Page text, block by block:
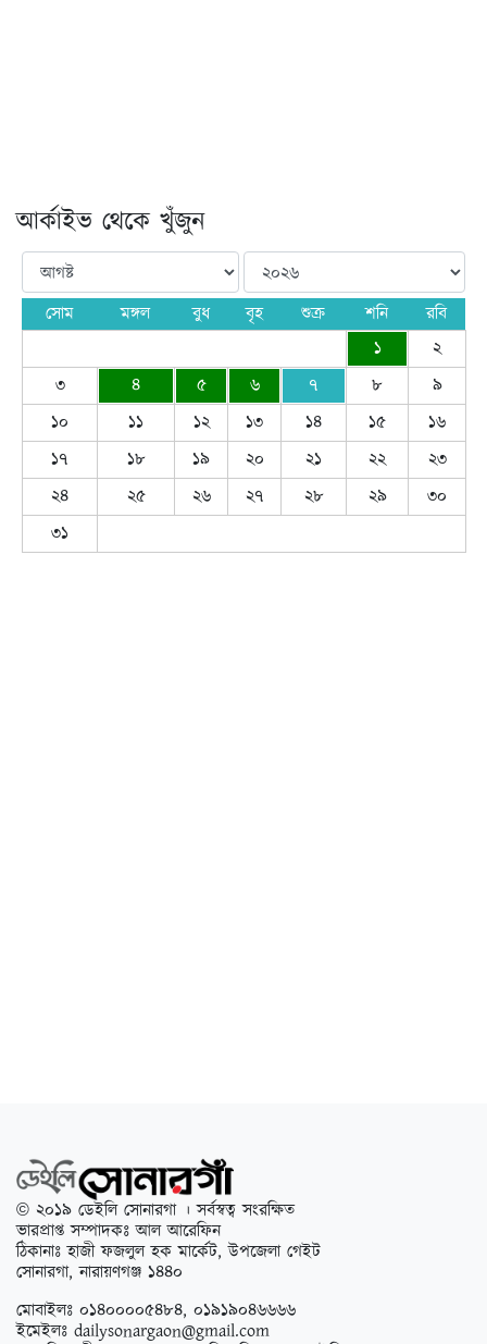
আর্কাইভ থেকে খুঁজুন
সোম মঙ্গল বুধ বৃহ শুক্র শনি
রবি
১
২
৩
৪ ৫ ৬ ৭ ৮
৯
১০
১১ ১২ ১৩ ১৪ ১৫
১৬
১৭
১৮ ১৯ ২০ ২১ ২২
২৩
২৪
২৫ ২৬ ২৭ ২৮ ২৯
৩০
৩১
© ২০১৯ ডেইলি সোনারগা । সর্বস্বত্ব সংরক্ষিত
ভারপ্রাপ্ত সম্পাদকঃ আল আরেফিন
ঠিকানাঃ হাজী ফজলুল হক মার্কেট, উপজেলা গেইট
সোনারগা, নারায়ণগঞ্জ ১৪৪০
মোবাইলঃ ০১৪০০০০৫৪৮৪, ০১৯১৯০৪৬৬৬৬
ইমেইলঃ dailysonargaon@gmail.com